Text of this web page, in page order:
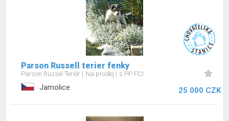
Parson Russell terier fenky
Parson Russel Teriér Na prodej s PP FCI
Jamolice 25 000 CZK